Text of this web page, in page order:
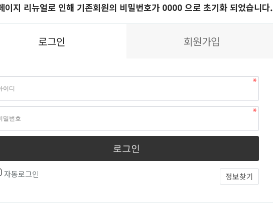
지 리뉴얼로 인해 기존회원의 비밀번호가 0000 으로 초기화 되었습니다.
로그인 회원가입
로그인
자동로그인 정보찾기